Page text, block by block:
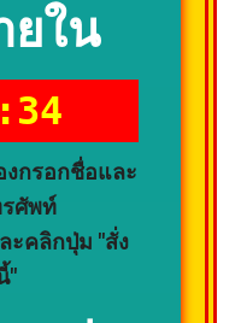
ยใน
กรอกชื่อและ
ศัพท์
ะคลิกปุ่ม "สั่ง
"